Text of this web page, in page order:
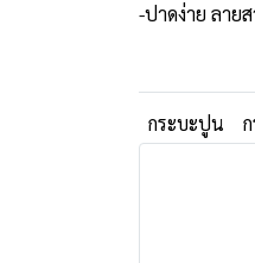
-ปาดง่าย ลาย
กระบะปูน